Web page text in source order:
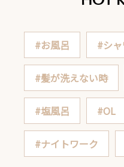
#お風呂 #シ
#髪が洗えない時
#塩風呂 #OL
#ナイトワーク